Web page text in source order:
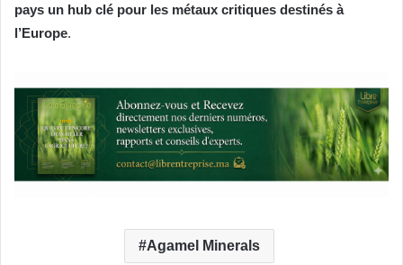
pays un hub clé pour les métaux critiques destinés à
l’Europe.
Agamel Minerals